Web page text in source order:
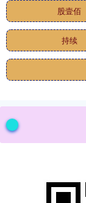
股壹佰
持续